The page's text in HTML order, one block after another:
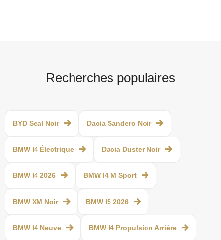
Recherches populaires
BYD Seal Noir Dacia Sandero Noir
BMW I4 Électrique Dacia Duster Noir
BMW I4 2026 BMW I4 M Sport
BMW XM Noir BMW I5 2026
BMW I4 Neuve BMW I4 Propulsion Arrière